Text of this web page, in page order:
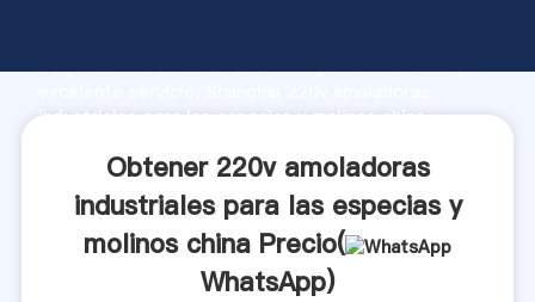
de producción, fuerza de investigación avanzada y
industriales para las especias y molinos china
clientes.Obtener 220v amoladoras
industriales para las especias y
molinos china Precio(
WhatsApp)